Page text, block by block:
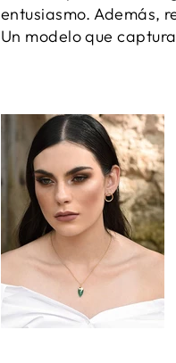
entusiasmo. Además,
Un modelo que